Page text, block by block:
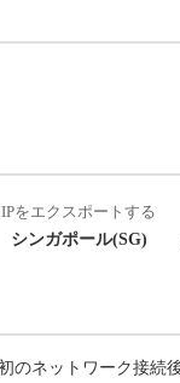
IPをエクスポートする
シンガポール(SG)
のネットワーク接続